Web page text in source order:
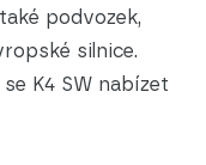
podvozek,
silnice.
K4 SW nabízet